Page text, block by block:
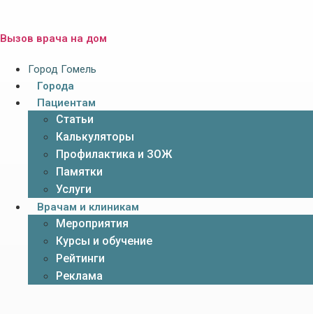
Вызов врача на дом
Город Гомель
Города
Пациентам
Статьи
Калькуляторы
Профилактика и ЗОЖ
Памятки
Услуги
Врачам и клиникам
Мероприятия
Курсы и обучение
Рейтинги
Реклама